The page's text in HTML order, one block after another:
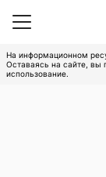
На информационном
Оставаясь на сайте, вы
использование.